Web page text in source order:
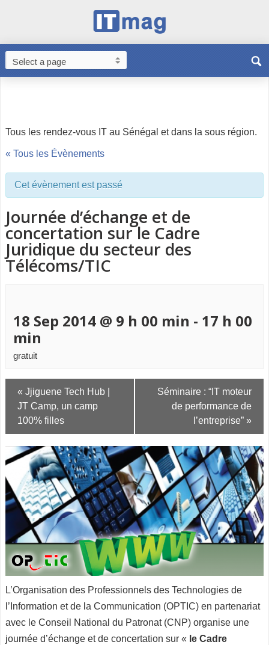
Tous les rendez-vous IT au Sénégal et dans la sous région.
« Tous les Évènements
Cet évènement est passé
Journée d’échange et de
concertation sur le ​Cadre
Juridique du secteur des
Télécoms/TIC
18 Sep 2014 @ 9 h 00 min - 17 h 00
min
gratuit
Navigation
Évènement
« Jjiguene Tech Hub |
JT Camp, un camp
100% filles
Séminaire : “IT moteur
de performance de
l’entreprise” »
L’Organisation des Professionnels des Technologies de
l’Information et de la Communication (OPTIC) en partenariat
avec le Conseil National du Patronat (CNP) organise une
journée d’échange et de concertation sur « le Cadre